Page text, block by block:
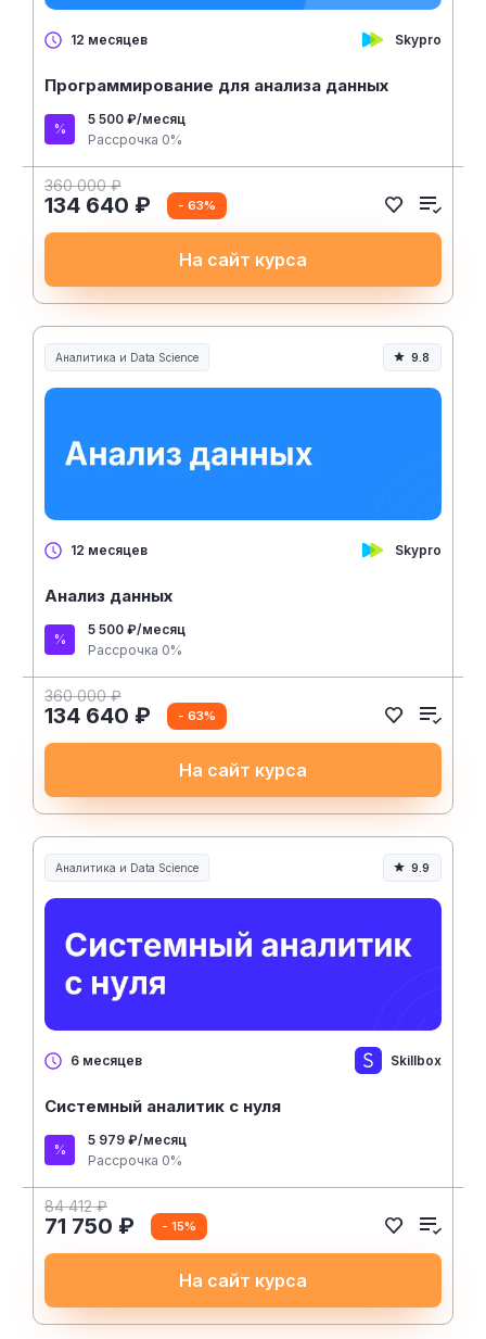
12 месяцев Skypro
Программирование для анализа данных
5 500 ₽/месяц
Рассрочка 0%
360 000 ₽
134 640 ₽ - 63%
На сайт курса
Аналитика и Data Science 9.8
12 месяцев Skypro
Анализ данных
5 500 ₽/месяц
Рассрочка 0%
360 000 ₽
134 640 ₽ - 63%
На сайт курса
Аналитика и Data Science 9.9
6 месяцев Skillbox
Системный аналитик с нуля
5 979 ₽/месяц
Рассрочка 0%
84 412 ₽
71 750 ₽ - 15%
На сайт курса